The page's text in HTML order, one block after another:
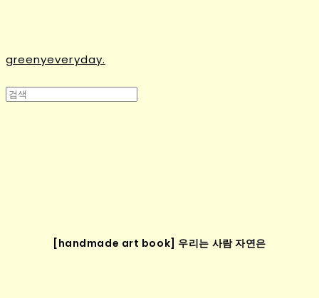
greenyeveryday.
[handmade art book] 우리는 사람 자연은